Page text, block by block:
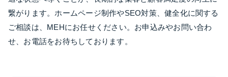
繋がります。ホームページ制作やSEO対策、健全化に関する
ご相談は、MEHにお任せください。お申込みやお問い合わ
せ、お電話をお待ちしております。